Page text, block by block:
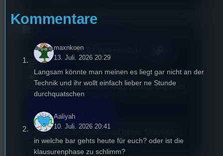
mic Newscast
Newscast
Maximilian Falk, Markus Krug, Joanne Bramwell
Newscast #1
WS2014/2015
Natalie Portman! Mila Kunis! Blues! Clubnacht!
Newscast!
Kommentare
maxnkoen
13. Juli. 2026 20:29
Langsam könnte man meinen es liegt gar nicht an der
Technik und ihr wollt einfach lieber ne Stunde
durchquatschen
Aaliyah
10. Juli. 2026 20:41
in welche bar gehts heute für euch? oder ist die
klausurenphase zu schlimm?